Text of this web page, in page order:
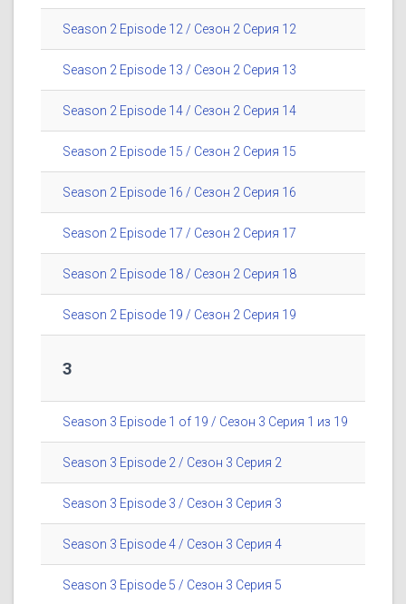
Season 2 Episode 12 / Сезон 2 Серия 12
Season 2 Episode 13 / Сезон 2 Серия 13
Season 2 Episode 14 / Сезон 2 Серия 14
Season 2 Episode 15 / Сезон 2 Серия 15
Season 2 Episode 16 / Сезон 2 Серия 16
Season 2 Episode 17 / Сезон 2 Серия 17
Season 2 Episode 18 / Сезон 2 Серия 18
Season 2 Episode 19 / Сезон 2 Серия 19
3
Season 3 Episode 1 of 19 / Сезон 3 Серия 1 из 19
Season 3 Episode 2 / Сезон 3 Серия 2
Season 3 Episode 3 / Сезон 3 Серия 3
Season 3 Episode 4 / Сезон 3 Серия 4
Season 3 Episode 5 / Сезон 3 Серия 5